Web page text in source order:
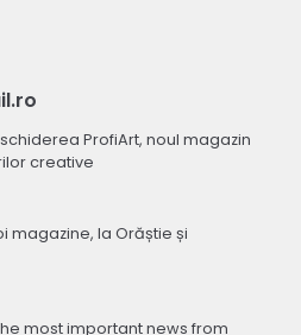
ProfiArt, noul magazin
creative
magazine, la Orăștie și
most important news from